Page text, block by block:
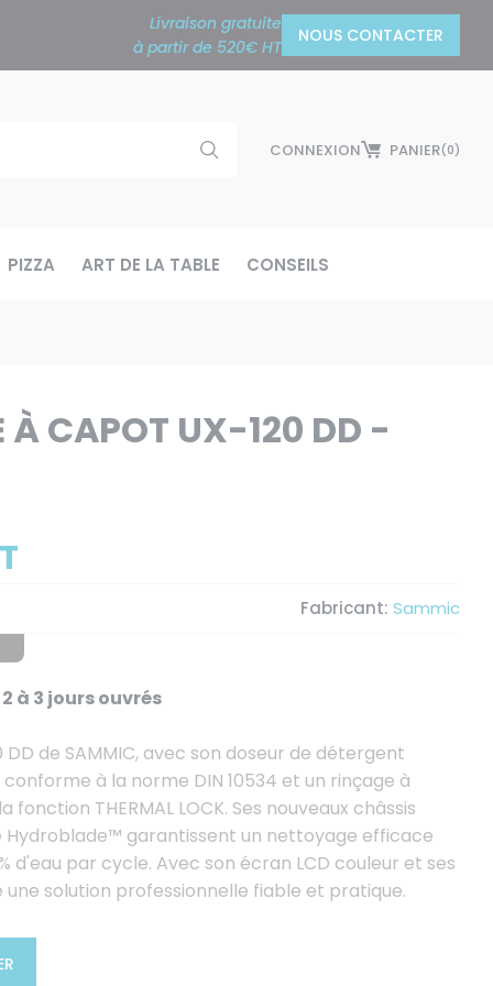
Livraison gratuite
à partir de 520€ HT
NOUS CONTACTER
CONNEXION PANIER(0)
PIZZA ART DE LA TABLE CONSEILS
À CAPOT UX-120 DD -
Fabricant: Sammic
à 3 jours ouvrés
de SAMMIC, avec son doseur de détergent
à la norme DIN 10534 et un rinçage à
THERMAL LOCK. Ses nouveaux châssis
Hydroblade™ garantissent un nettoyage efficace
d'eau par cycle. Avec son écran LCD couleur et ses
solution professionnelle fiable et pratique.